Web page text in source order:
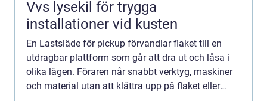
Vvs lysekil för trygga
installationer vid kusten
En Lastsläde för pickup förvandlar flaket till en
utdragbar plattform som går att dra ut och låsa i
olika lägen. Föraren når snabbt verktyg, maskiner
och material utan att klättra upp på flaket eller